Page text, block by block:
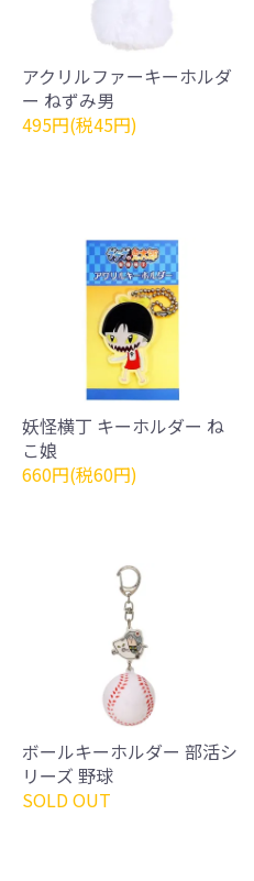
アクリルファーキーホルダ
ー ねずみ男
495円(税45円)
妖怪横丁 キーホルダー ね
こ娘
660円(税60円)
ボールキーホルダー 部活シ
リーズ 野球
SOLD OUT